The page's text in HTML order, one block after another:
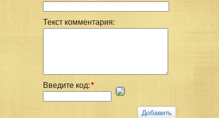
Текст комментария:
Введите код:*